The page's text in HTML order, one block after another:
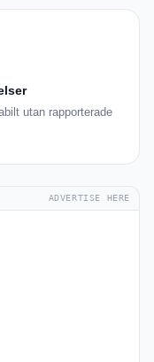
utan rapporterade
ADVERTISE HERE